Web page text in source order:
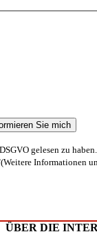
gelesen zu
Informationen
ÜBER DIE